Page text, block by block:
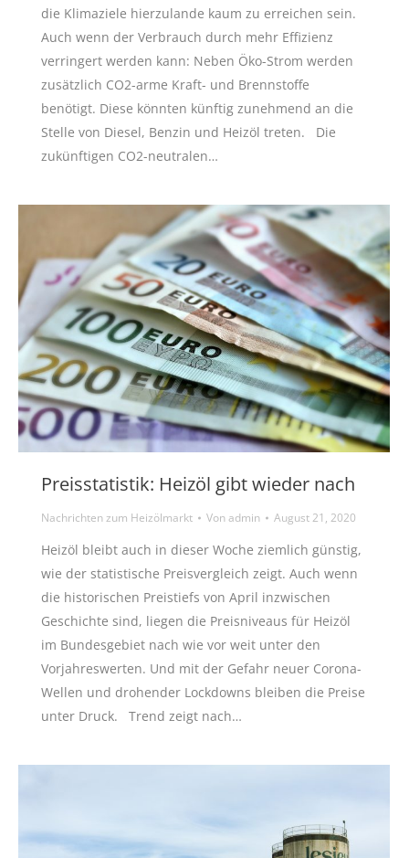
die Klimaziele hierzulande kaum zu erreichen sein.
Auch wenn der Verbrauch durch mehr Effizienz
verringert werden kann: Neben Öko-Strom werden
zusätzlich CO2-arme Kraft- und Brennstoffe
benötigt. Diese könnten künftig zunehmend an die
Stelle von Diesel, Benzin und Heizöl treten. Die
zukünftigen CO2-neutralen…
Preisstatistik: Heizöl gibt wieder nach
Nachrichten zum Heizölmarkt Vonadmin August 21, 2020
Heizöl bleibt auch in dieser Woche ziemlich günstig,
wie der statistische Preisvergleich zeigt. Auch wenn
die historischen Preistiefs von April inzwischen
Geschichte sind, liegen die Preisniveaus für Heizöl
im Bundesgebiet nach wie vor weit unter den
Vorjahreswerten. Und mit der Gefahr neuer Corona-
Wellen und drohender Lockdowns bleiben die Preise
unter Druck. Trend zeigt nach…